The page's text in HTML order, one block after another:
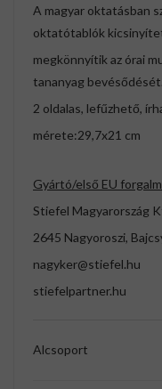
A magyar oktatásban
oktatótablók
megkönnyítik az órai
tananyag bevésődését.
2 oldalas, lefűzhető,
mérete:29,7x21 cm
Gyártó/első EU
Stiefel Magyarország
2645 Nagyoroszi,
nagyker@stiefel.hu
stiefelpartner.hu
Alcsoport